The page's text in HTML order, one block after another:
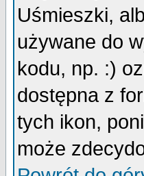
Uśmieszki,
używane do
kodu, np. :)
dostępna z
tych ikon,
może